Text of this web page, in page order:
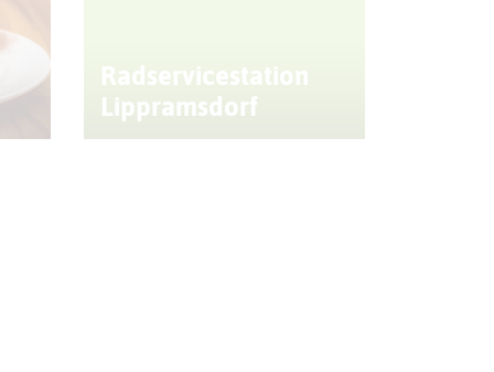
Radservicestation
Lippramsdorf